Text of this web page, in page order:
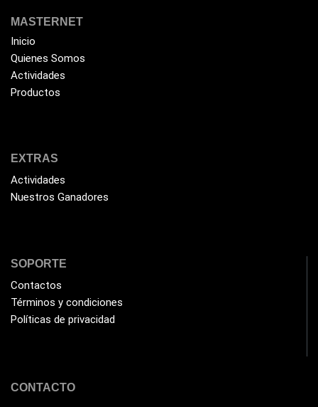
MASTERNET
Inicio
Quienes Somos
Actividades
Productos
EXTRAS
Actividades
Nuestros Ganadores
SOPORTE
Contactos
Términos y condiciones
Políticas de privacidad
CONTACTO